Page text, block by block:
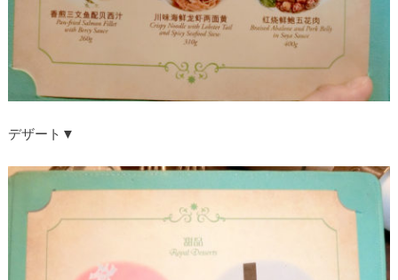
デザート▼